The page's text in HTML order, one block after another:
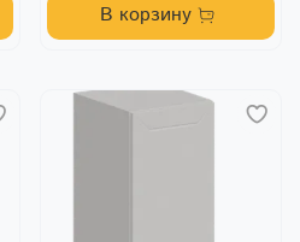
В корзину